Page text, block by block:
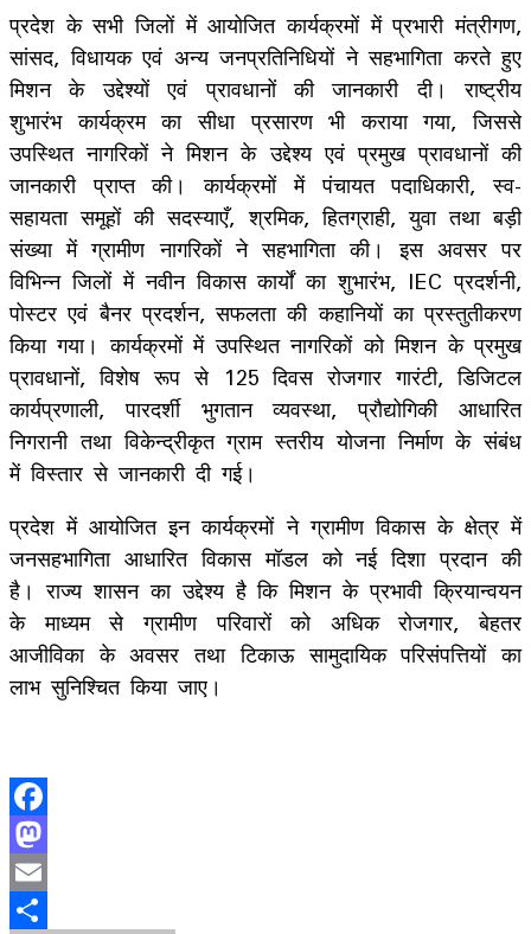
प्रदेश के सभी जिलों में आयोजित कार्यक्रमों में प्रभारी मंत्रीगण,
सांसद, विधायक एवं अन्य जनप्रतिनिधियों ने सहभागिता करते हुए
मिशन के उद्देश्यों एवं प्रावधानों की जानकारी दी। राष्ट्रीय
शुभारंभ कार्यक्रम का सीधा प्रसारण भी कराया गया, जिससे
उपस्थित नागरिकों ने मिशन के उद्देश्य एवं प्रमुख प्रावधानों की
जानकारी प्राप्त की। कार्यक्रमों में पंचायत पदाधिकारी, स्व-
सहायता समूहों की सदस्याएँ, श्रमिक, हितग्राही, युवा तथा बड़ी
संख्या में ग्रामीण नागरिकों ने सहभागिता की। इस अवसर पर
विभिन्न जिलों में नवीन विकास कार्यों का शुभारंभ, IEC प्रदर्शनी,
पोस्टर एवं बैनर प्रदर्शन, सफलता की कहानियों का प्रस्तुतीकरण
किया गया। कार्यक्रमों में उपस्थित नागरिकों को मिशन के प्रमुख
प्रावधानों, विशेष रूप से 125 दिवस रोजगार गारंटी, डिजिटल
कार्यप्रणाली, पारदर्शी भुगतान व्यवस्था, प्रौद्योगिकी आधारित
निगरानी तथा विकेन्द्रीकृत ग्राम स्तरीय योजना निर्माण के संबंध
में विस्तार से जानकारी दी गई।
प्रदेश में आयोजित इन कार्यक्रमों ने ग्रामीण विकास के क्षेत्र में
जनसहभागिता आधारित विकास मॉडल को नई दिशा प्रदान की
है। राज्य शासन का उद्देश्य है कि मिशन के प्रभावी क्रियान्वयन
के माध्यम से ग्रामीण परिवारों को अधिक रोजगार, बेहतर
आजीविका के अवसर तथा टिकाऊ सामुदायिक परिसंपत्तियों का
लाभ सुनिश्चित किया जाए।
Facebook
Mastodon
Email